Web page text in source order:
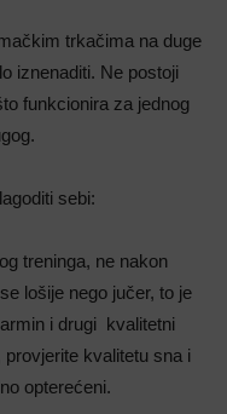
trkačima na duge
iznenaditi. Ne postoji
funkcionira za jednog
sebi:
treninga, ne nakon
lošije nego jučer, to je
i drugi kvalitetni
kvalitetu sna i
opterećeni.